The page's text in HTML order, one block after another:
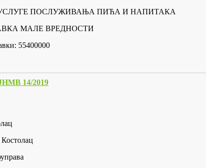
УСЛУГЕ ПОСЛУЖИВАЊА ПИЋА И НАПИТАКА
МАЛЕ ВРЕДНОСТИ
55400000
14/2019